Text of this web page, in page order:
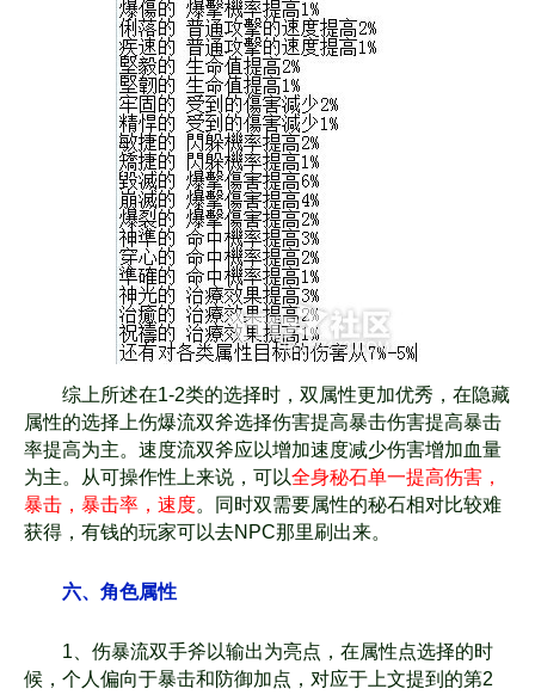
综上所述在1-2类的选择时，双属性更加优秀，在隐藏
属性的选择上伤爆流双斧选择伤害提高暴击伤害提高暴击
率提高为主。速度流双斧应以增加速度减少伤害增加血量
为主。
从可操作性上来说，可以全身秘石单一提高伤害，
暴击，暴击率，速度。同时双需要属性的秘石相对比较难
获得，有钱的玩家可以去NPC那里刷出来。
六、角色属性
1、伤暴流双手斧以输出为亮点，在属性点选择的时
候，个人偏向于暴击和防御加点，对应于上文提到的第2